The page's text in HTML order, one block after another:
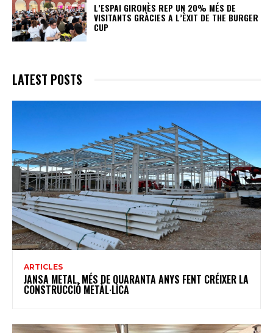
L’ESPAI GIRONÈS REP UN 20% MÉS DE
VISITANTS GRÀCIES A L’ÈXIT DE THE BURGER
CUP
LATEST POSTS
ARTICLES
JANSA METAL, MÉS DE QUARANTA ANYS FENT CRÉIXER LA
CONSTRUCCIÓ METÀL·LICA